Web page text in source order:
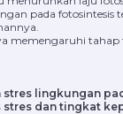
pada fotosintesis
memengaruhi tahap
stres lingkungan
dan tingkat